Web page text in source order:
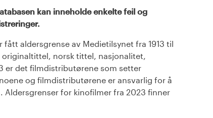
kan inneholde enkelte feil og
aldersgrense av Medietilsynet fra 1913 til
originaltittel, norsk tittel, nasjonalitet,
er det filmdistributørene som setter
og filmdistributørene er ansvarlig for å
for kinofilmer fra 2023 finner